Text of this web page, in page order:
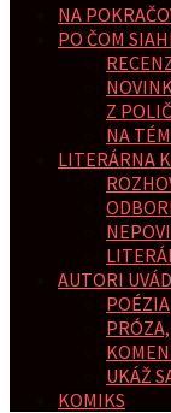
NA
PO ČOM
Z
NA
LITERÁRNA
AUTORI
POÉZIA
UKÁŽ
KOMIKS